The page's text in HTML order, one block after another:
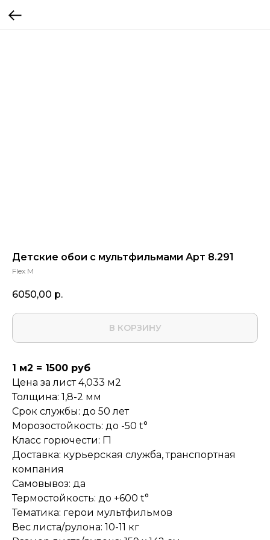
Детские обои с мультфильмами Арт 8.291
Flex M
6050,00 р.
В КОРЗИНУ
1 м2 = 1500 руб
Цена за лист 4,033 м2
Толщина: 1,8-2 мм
Срок службы: до 50 лет
Морозостойкость: до -50 t°
Класс горючести: Г1
Доставка: курьерская служба, транспортная
компания
Самовывоз: да
Термостойкость: до +600 t°
Тематика: герои мультфильмов
Вес листа/рулона: 10-11 кг